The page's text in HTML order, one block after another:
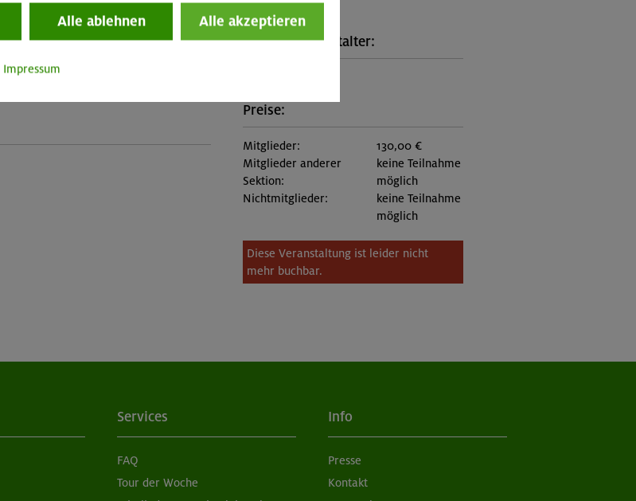
Zweiter Tag: ganztägig
Kontakt Veranstalter:
Preise:
Mitglieder:
130,00 €
Mitglieder anderer
Sektion:
keine Teilnahme
möglich
Nichtmitglieder:
keine Teilnahme
möglich
Diese Veranstaltung ist leider nicht
mehr buchbar.
Services
FAQ
Tour der Woche
Info
Presse
Kontakt
Alle ablehnen Alle akzeptieren
Impressum